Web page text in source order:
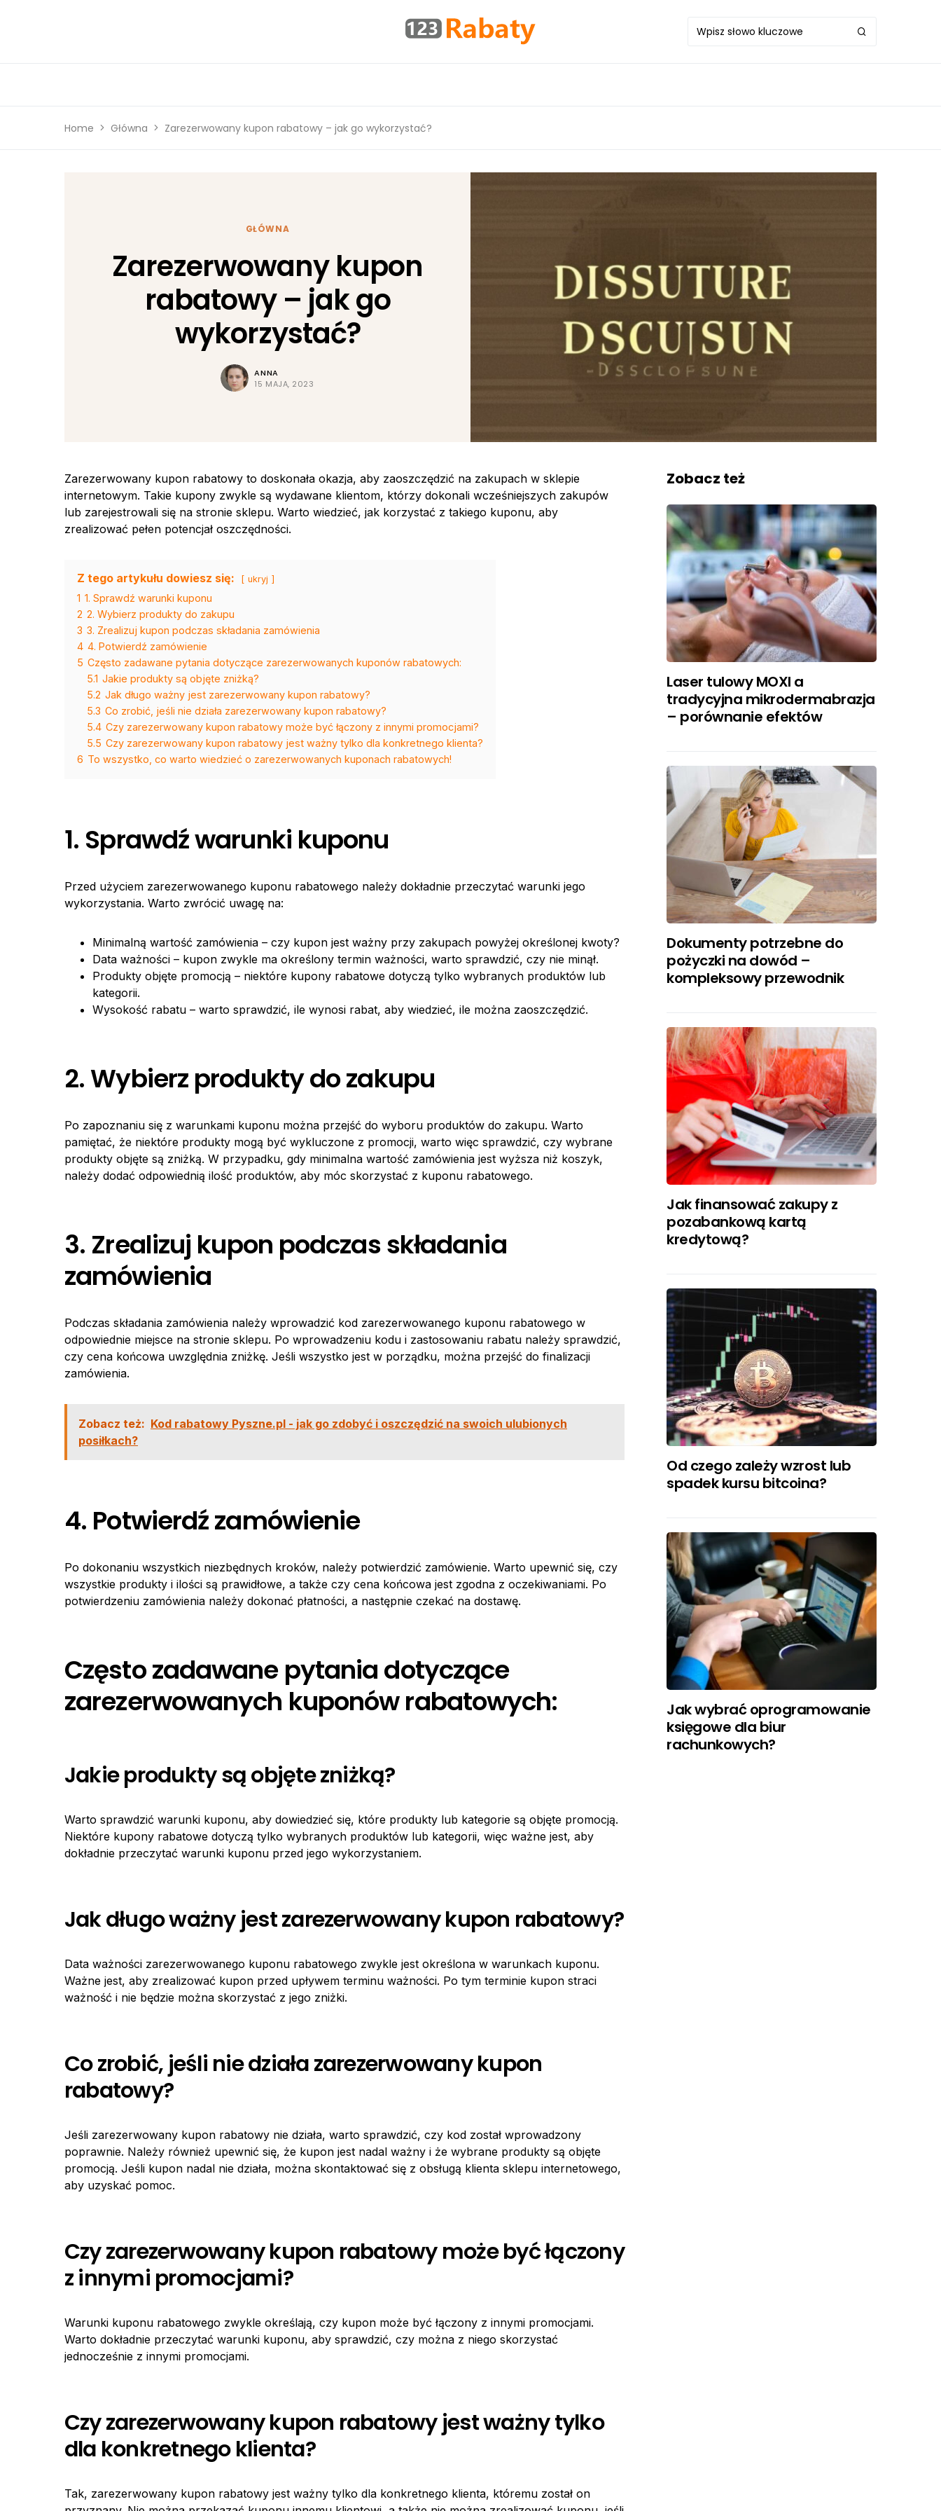
Home Główna Zarezerwowany kupon rabatowy – jak go wykorzystać?
GŁÓWNA
Zarezerwowany kupon
rabatowy – jak go
wykorzystać?
ANNA
15 MAJA, 2023
Zarezerwowany kupon rabatowy to doskonała okazja, aby zaoszczędzić na zakupach w sklepie
internetowym. Takie kupony zwykle są wydawane klientom, którzy dokonali wcześniejszych zakupów
lub zarejestrowali się na stronie sklepu. Warto wiedzieć, jak korzystać z takiego kuponu, aby
zrealizować pełen potencjał oszczędności.
Z tego artykułu dowiesz się: ukryj
1 1. Sprawdź warunki kuponu
2 2. Wybierz produkty do zakupu
3 3. Zrealizuj kupon podczas składania zamówienia
4 4. Potwierdź zamówienie
5 Często zadawane pytania dotyczące zarezerwowanych kuponów rabatowych:
5.1 Jakie produkty są objęte zniżką?
5.2 Jak długo ważny jest zarezerwowany kupon rabatowy?
5.3 Co zrobić, jeśli nie działa zarezerwowany kupon rabatowy?
5.4 Czy zarezerwowany kupon rabatowy może być łączony z innymi promocjami?
5.5 Czy zarezerwowany kupon rabatowy jest ważny tylko dla konkretnego klienta?
6 To wszystko, co warto wiedzieć o zarezerwowanych kuponach rabatowych!
1. Sprawdź warunki kuponu
Przed użyciem zarezerwowanego kuponu rabatowego należy dokładnie przeczytać warunki jego
wykorzystania. Warto zwrócić uwagę na:
Minimalną wartość zamówienia – czy kupon jest ważny przy zakupach powyżej określonej kwoty?
Data ważności – kupon zwykle ma określony termin ważności, warto sprawdzić, czy nie minął.
Produkty objęte promocją – niektóre kupony rabatowe dotyczą tylko wybranych produktów lub
kategorii.
Wysokość rabatu – warto sprawdzić, ile wynosi rabat, aby wiedzieć, ile można zaoszczędzić.
2. Wybierz produkty do zakupu
Po zapoznaniu się z warunkami kuponu można przejść do wyboru produktów do zakupu. Warto
pamiętać, że niektóre produkty mogą być wykluczone z promocji, warto więc sprawdzić, czy wybrane
produkty objęte są zniżką. W przypadku, gdy minimalna wartość zamówienia jest wyższa niż koszyk,
należy dodać odpowiednią ilość produktów, aby móc skorzystać z kuponu rabatowego.
3. Zrealizuj kupon podczas składania
zamówienia
Podczas składania zamówienia należy wprowadzić kod zarezerwowanego kuponu rabatowego w
odpowiednie miejsce na stronie sklepu. Po wprowadzeniu kodu i zastosowaniu rabatu należy sprawdzić,
czy cena końcowa uwzględnia zniżkę. Jeśli wszystko jest w porządku, można przejść do finalizacji
zamówienia.
Zobacz też: Kod rabatowy Pyszne.pl - jak go zdobyć i oszczędzić na swoich ulubionych
posiłkach?
4. Potwierdź zamówienie
Po dokonaniu wszystkich niezbędnych kroków, należy potwierdzić zamówienie. Warto upewnić się, czy
wszystkie produkty i ilości są prawidłowe, a także czy cena końcowa jest zgodna z oczekiwaniami. Po
potwierdzeniu zamówienia należy dokonać płatności, a następnie czekać na dostawę.
Często zadawane pytania dotyczące
zarezerwowanych kuponów rabatowych:
Jakie produkty są objęte zniżką?
Warto sprawdzić warunki kuponu, aby dowiedzieć się, które produkty lub kategorie są objęte promocją.
Niektóre kupony rabatowe dotyczą tylko wybranych produktów lub kategorii, więc ważne jest, aby
dokładnie przeczytać warunki kuponu przed jego wykorzystaniem.
Jak długo ważny jest zarezerwowany kupon rabatowy?
Data ważności zarezerwowanego kuponu rabatowego zwykle jest określona w warunkach kuponu.
Ważne jest, aby zrealizować kupon przed upływem terminu ważności. Po tym terminie kupon straci
ważność i nie będzie można skorzystać z jego zniżki.
Co zrobić, jeśli nie działa zarezerwowany kupon
rabatowy?
Jeśli zarezerwowany kupon rabatowy nie działa, warto sprawdzić, czy kod został wprowadzony
poprawnie. Należy również upewnić się, że kupon jest nadal ważny i że wybrane produkty są objęte
promocją. Jeśli kupon nadal nie działa, można skontaktować się z obsługą klienta sklepu internetowego,
aby uzyskać pomoc.
Czy zarezerwowany kupon rabatowy może być łączony
z innymi promocjami?
Warunki kuponu rabatowego zwykle określają, czy kupon może być łączony z innymi promocjami.
Warto dokładnie przeczytać warunki kuponu, aby sprawdzić, czy można z niego skorzystać
jednocześnie z innymi promocjami.
Czy zarezerwowany kupon rabatowy jest ważny tylko
dla konkretnego klienta?
Tak, zarezerwowany kupon rabatowy jest ważny tylko dla konkretnego klienta, któremu został on
Zobacz też
Laser tulowy MOXI a
tradycyjna mikrodermabrazja
– porównanie efektów
Dokumenty potrzebne do
pożyczki na dowód –
kompleksowy przewodnik
Jak finansować zakupy z
pozabankową kartą
kredytową?
Od czego zależy wzrost lub
spadek kursu bitcoina?
Jak wybrać oprogramowanie
księgowe dla biur
rachunkowych?